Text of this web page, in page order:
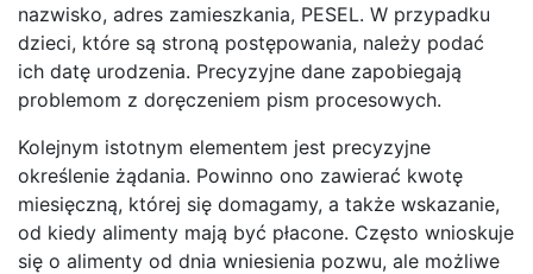
nazwisko, adres zamieszkania, PESEL. W przypadku
dzieci, które są stroną postępowania, należy podać
ich datę urodzenia. Precyzyjne dane zapobiegają
problemom z doręczeniem pism procesowych.
Kolejnym istotnym elementem jest precyzyjne
określenie żądania. Powinno ono zawierać kwotę
miesięczną, której się domagamy, a także wskazanie,
od kiedy alimenty mają być płacone. Często wnioskuje
się o alimenty od dnia wniesienia pozwu, ale możliwe